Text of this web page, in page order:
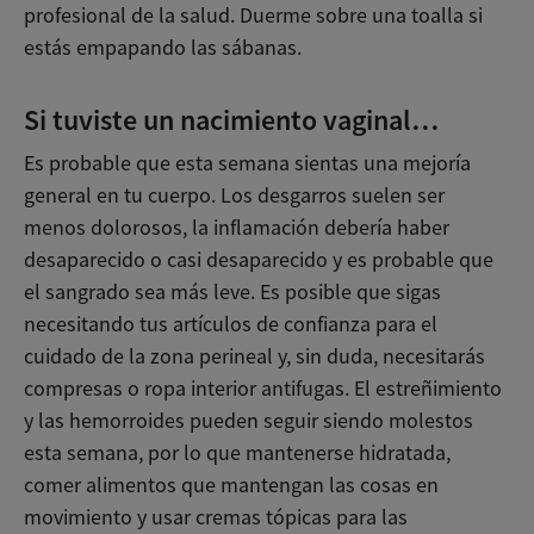
profesional de la salud. Duerme sobre una toalla si
estás empapando las sábanas.
Si tuviste un nacimiento vaginal…
Es probable que esta semana sientas una mejoría
general en tu cuerpo. Los desgarros suelen ser
menos dolorosos, la inflamación debería haber
desaparecido o casi desaparecido y es probable que
el sangrado sea más leve. Es posible que sigas
necesitando tus artículos de confianza para el
cuidado de la zona perineal y, sin duda, necesitarás
compresas o ropa interior antifugas. El estreñimiento
y las hemorroides pueden seguir siendo molestos
esta semana, por lo que mantenerse hidratada,
comer alimentos que mantengan las cosas en
movimiento y usar cremas tópicas para las